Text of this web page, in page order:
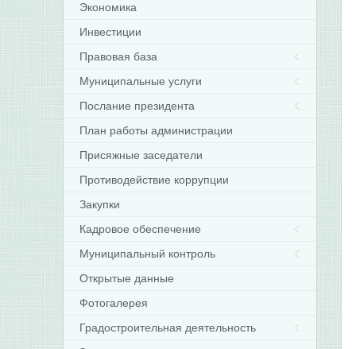
Экономика
Инвестиции
Правовая база
Муниципальные услуги
Послание президента
План работы администрации
Присяжные заседатели
Противодействие коррупции
Закупки
Кадровое обеспечение
Муниципальный контроль
Открытые данные
Фотогалерея
Градостроительная деятельность